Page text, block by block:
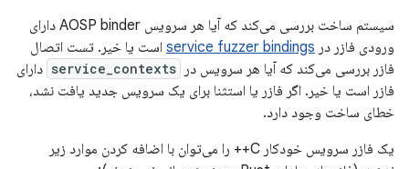
سیستم ساخت بررسی می‌کند که آیا هر سرویس AOSP binder دارای
ورودی فازر در service fuzzer bindings است یا خیر. تست اتصال
فازر بررسی می‌کند که آیا هر سرویس در
service_contexts دارای
فازر است یا خیر. اگر فازر یا استثنا برای یک سرویس جدید یافت نشد،
خطای ساخت وجود دارد.
یک فازر سرویس خودکار C++ را می‌توان با اضافه کردن موارد زیر